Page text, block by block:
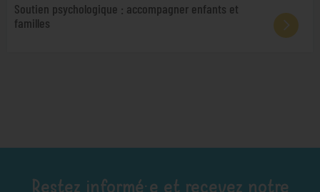
Soutien psychologique : accompagner enfants et
familles
Restez informé·e et recevez notre